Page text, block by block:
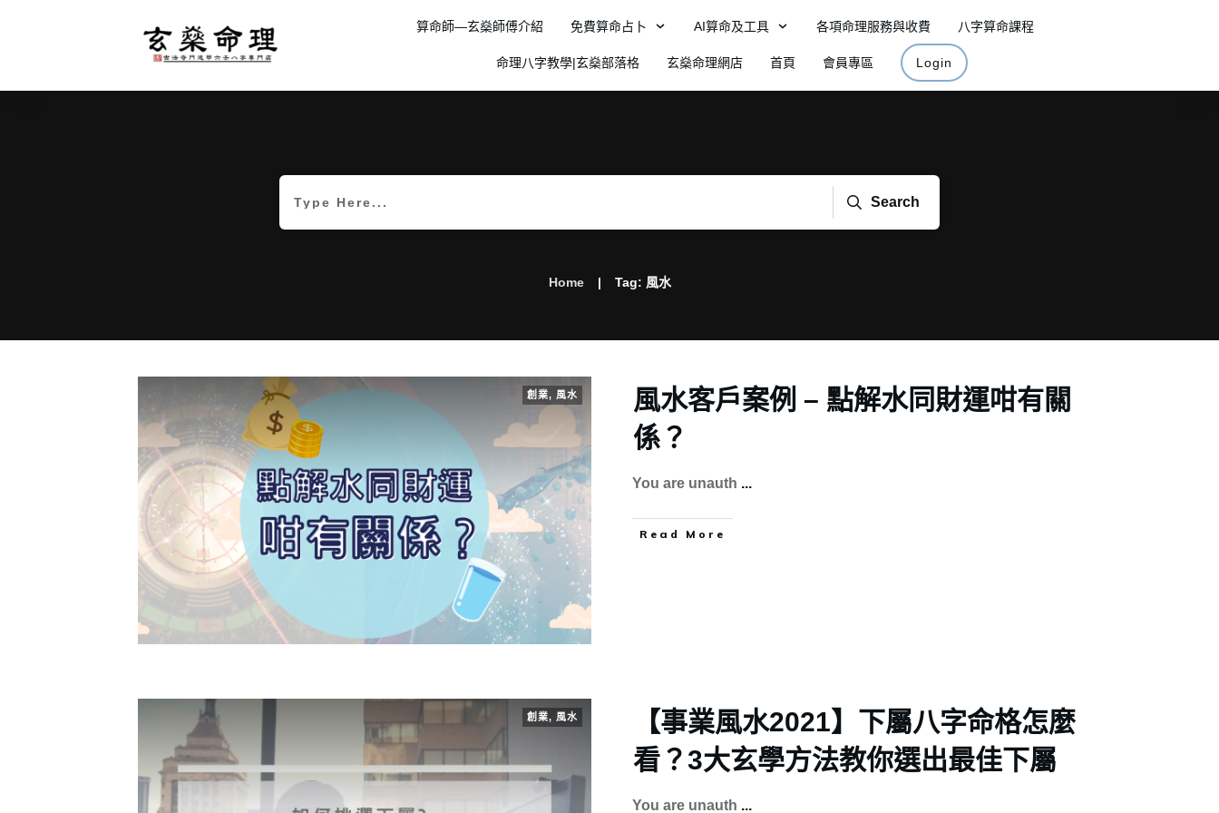
算命師—玄燊師傅介紹 免費算命占卜 AI算命及工具 各項命理服務與收費 八字算命課程
命理八字教學|玄燊部落格 玄燊命理網店 首頁 會員專區 Login
Search
Home | Tag: 風水
創業, 風水
風水客戶案例 – 點解水同財運咁有關
係？
You are unauth ...
Read More
創業, 風水
【事業風水2021】下屬八字命格怎麼
看？3大玄學方法教你選出最佳下屬
You are unauth ...